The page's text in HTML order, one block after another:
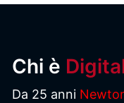
Chi è
Da 25 anni